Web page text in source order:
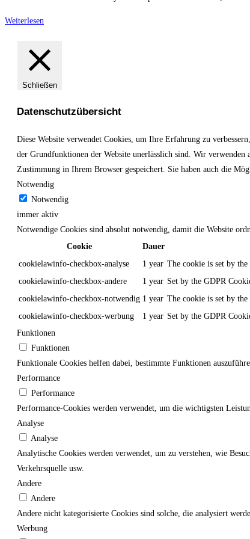
Weiterlesen
Schließen
Datenschutzübersicht
Diese Website verwendet Cookies, um Ihre Erfahrung zu
der Grundfunktionen der Website unerlässlich sind. Wir
Zustimmung in Ihrem Browser gespeichert. Sie haben auch die
Notwendig
Notwendig
immer aktiv
Notwendige Cookies sind absolut notwendig, damit die Website
Cookie
Dauer
cookielawinfo-checkbox-analyse
1 year The cookie is set by
cookielawinfo-checkbox-andere
1 year Set by the GDPR
cookielawinfo-checkbox-notwendig 1 year The cookie is set by
cookielawinfo-checkbox-werbung
1 year Set by the GDPR
Funktionen
Funktionen
Funktionale Cookies helfen dabei, bestimmte Funktionen
Performance
Performance
Performance-Cookies werden verwendet, um die wichtigsten
Analyse
Analyse
Analytische Cookies werden verwendet, um zu verstehen, wie
Verkehrsquelle usw.
Andere
Andere
Andere nicht kategorisierte Cookies sind solche, die analysiert
Werbung